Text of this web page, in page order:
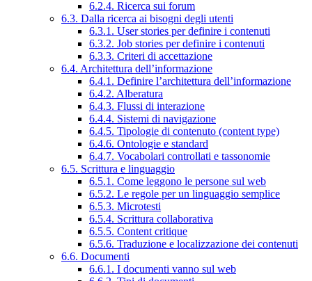
6.2.4. Ricerca sui forum
6.3. Dalla ricerca ai bisogni degli utenti
6.3.1. User stories per definire i contenuti
6.3.2. Job stories per definire i contenuti
6.3.3. Criteri di accettazione
6.4. Architettura dell’informazione
6.4.1. Definire l’architettura dell’informazione
6.4.2. Alberatura
6.4.3. Flussi di interazione
6.4.4. Sistemi di navigazione
6.4.5. Tipologie di contenuto (content type)
6.4.6. Ontologie e standard
6.4.7. Vocabolari controllati e tassonomie
6.5. Scrittura e linguaggio
6.5.1. Come leggono le persone sul web
6.5.2. Le regole per un linguaggio semplice
6.5.3. Microtesti
6.5.4. Scrittura collaborativa
6.5.5. Content critique
6.5.6. Traduzione e localizzazione dei contenuti
6.6. Documenti
6.6.1. I documenti vanno sul web